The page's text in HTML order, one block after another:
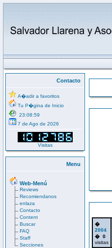
Contacto
A�adir a favoritos
Tu P�gina de Inicio
23:08:59
7 de Ago de 2026
Visitas
Menu
Web-Menú
Reviews
Recomiendanos
enlaza
Contacto
Content
Buscar
FAQ
Staff
Secciones
�
2004
� 0
visitas